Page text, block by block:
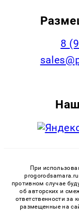
8
При
progorodsamara.ru
противном случае
об авторских и
ответственности за
размещенные на